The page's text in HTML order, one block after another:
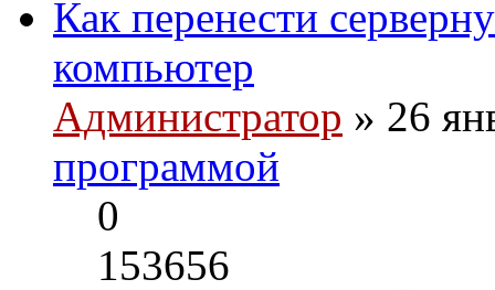
Как перенести
компьютер
Администратор » 26
программой
0
153656